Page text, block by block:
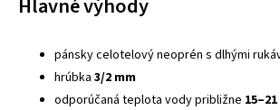
Hlavné výhody
pánsky celotelový neoprén s dlhými
hrúbka 3/2 mm
odporúčaná teplota vody približne 15–21